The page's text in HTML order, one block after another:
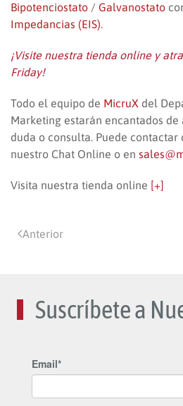
Bipotenciostato / Galvanostato
Impedancias (EIS).
¡Visite nuestra tienda online y
Friday!
Todo el equipo de MicruX del
Marketing estarán encantados
duda o consulta. Puede contactar
nuestro Chat Online o en
Visita nuestra tienda online [+]
Anterior
Suscríbete a